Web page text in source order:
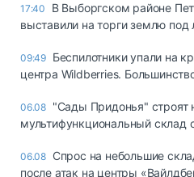
17:40
В Выборгском районе
выставили на торги землю под
09:49 Беспилотники упали на
центра Wildberries.
06.08 "Сады Придонья" строят
мультифункциональный склад
06.08 Спрос на небольшие
после атак на центры